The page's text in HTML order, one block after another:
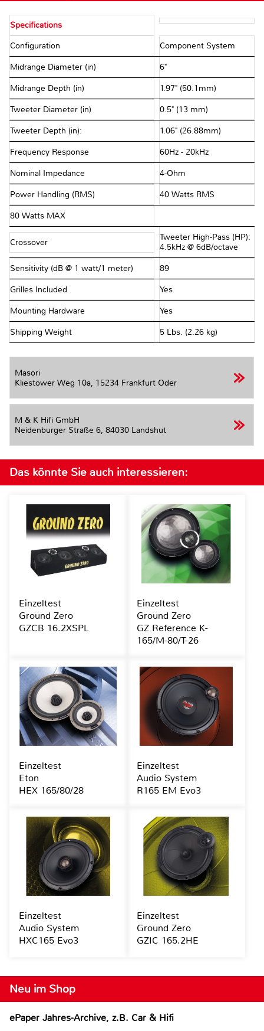
Specifications
Configuration Component System
Midrange Diameter (in) 6"
Midrange Depth (in) 1.97" (50.1mm)
Tweeter Diameter (in) 0.5" (13 mm)
Tweeter Depth (in): 1.06" (26.88mm)
Frequency Response 60Hz - 20kHz
Nominal Impedance 4-Ohm
Power Handling (RMS) 40 Watts RMS
80 Watts MAX
Crossover
Tweeter High-Pass (HP):
4.5kHz @ 6dB/octave
Sensitivity (dB @ 1 watt/1 meter) 89
Grilles Included Yes
Mounting Hardware Yes
Shipping Weight 5 Lbs. (2.26 kg)
Masori
Kliestower Weg 10a, 15234 Frankfurt Oder
M & K Hifi GmbH
Neidenburger Straße 6, 84030 Landshut
Neu im Shop
ePaper Jahres-Archive, z.B. Car & Hifi
Das könnte Sie auch interessieren:
Einzeltest
Ground Zero
GZCB 16.2XSPL
Einzeltest
Ground Zero
GZ Reference K-
165/M-80/T-26
Einzeltest
Eton
HEX 165/80/28
Einzeltest
Audio System
R165 EM Evo3
Einzeltest
Audio System
HXC165 Evo3
Einzeltest
Ground Zero
GZIC 165.2HE